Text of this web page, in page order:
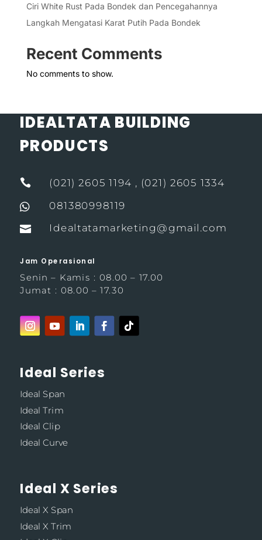
Ciri White Rust Pada Bondek dan Pencegahannya
Langkah Mengatasi Karat Putih Pada Bondek
Recent Comments
No comments to show.
IDEALTATA BUILDING
PRODUCTS
 (021) 2605 1194 , (021) 2605 1334
 081380998119
 Idealtatamarketing@gmail.com
Jam Operasional
Senin – Kamis : 08.00 – 17.00
Jumat : 08.00 – 17.30
Ideal Series
Ideal Span
Ideal Trim
Ideal Clip
Ideal Curve
Ideal X Series
Ideal X Span
Ideal X Trim